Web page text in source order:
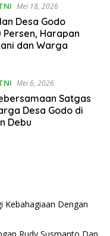
Mei 18, 2026
Desa Godo
Persen, Harapan
dan Warga
Mei 6, 2026
Satgas
Desa Godo di
Debu
Kebahagiaan Dengan